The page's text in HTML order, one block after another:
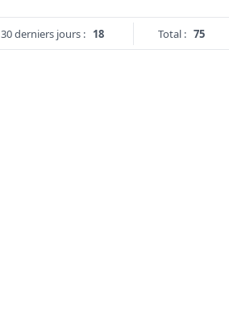
30 derniers jours : 18 Total : 75